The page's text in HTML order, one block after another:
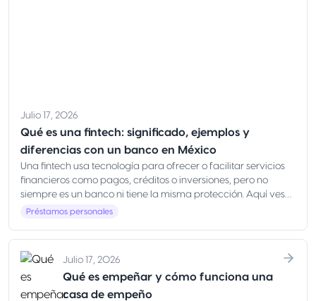
Julio 17, 2026
Qué es una fintech: significado, ejemplos y
diferencias con un banco en México
Una fintech usa tecnología para ofrecer o facilitar servicios
financieros como pagos, créditos o inversiones, pero no
siempre es un banco ni tiene la misma protección. Aquí ves
qué es, ejemplos y cómo elegir con seguridad en México
Préstamos personales
Julio 17, 2026
Qué es empeñar y cómo funciona una
casa de empeño